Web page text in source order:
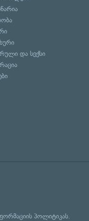
და სექსი
პოლიტიკას